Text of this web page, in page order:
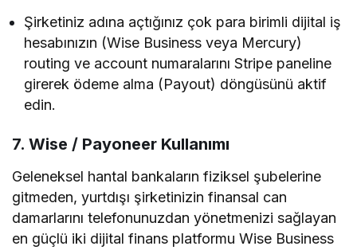
Şirketiniz adına açtığınız çok para birimli dijital iş
hesabınızın (Wise Business veya Mercury)
routing ve account numaralarını Stripe paneline
girerek ödeme alma (Payout) döngüsünü aktif
edin.
7. Wise / Payoneer Kullanımı
Geleneksel hantal bankaların fiziksel şubelerine
gitmeden, yurtdışı şirketinizin finansal can
damarlarını telefonunuzdan yönetmenizi sağlayan
en güçlü iki dijital finans platformu Wise Business